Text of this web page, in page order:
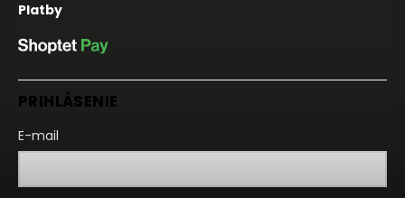
Platby
PRIHLÁSENIE
E-mail